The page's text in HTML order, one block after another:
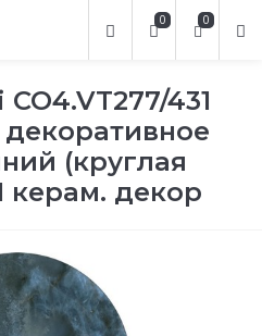
0
0
431
(круглая
керам. декор